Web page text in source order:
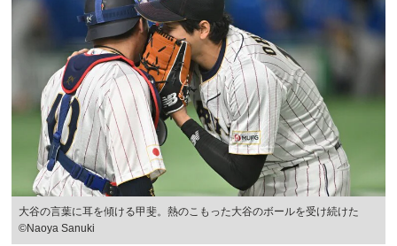
大谷の言葉に耳を傾ける甲斐。熱のこもった大谷のボールを受け続けた
©︎Naoya Sanuki